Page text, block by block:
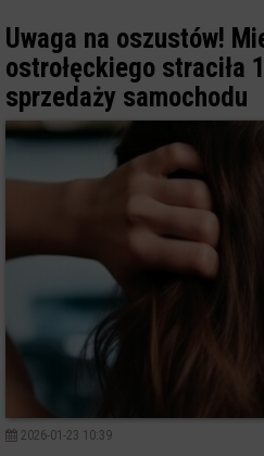
Uwaga na oszustów!
ostrołęckiego straciła
sprzedaży samochodu
2026-01-23 10:39